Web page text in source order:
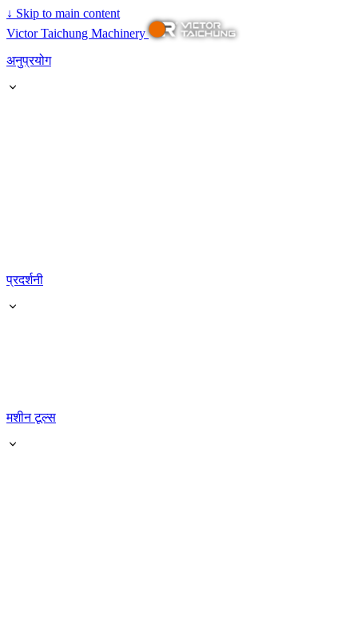
↓ Skip to main content
Victor Taichung Machinery
अनुप्रयोग
प्रदर्शनी
मशीन टूल्स